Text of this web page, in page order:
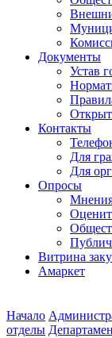
Документы
Устав
Контакты
Для
Для
Опросы
Витрина
Амаркет
Начало
отделы